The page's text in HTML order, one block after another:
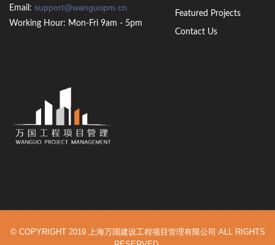
Email: support@wanguopm.cn
Working Hour: Mon-Fri 9am - 5pm
Featured Projects
Contact Us
© COPYRIGHT 2019 上海万国建设工程项目管理有限公司 ALL RIGHTS